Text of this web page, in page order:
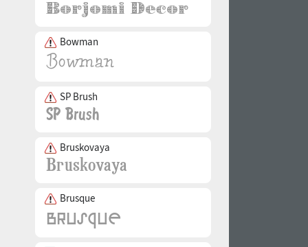
Bowman
SP Brush
Bruskovaya
Brusque